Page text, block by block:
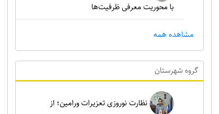
با محوریت معرفی ظرفیت‌ها
مشاهده همه
گروه شهرستان
نظارت نوروزی تعزیرات ورامین؛ از